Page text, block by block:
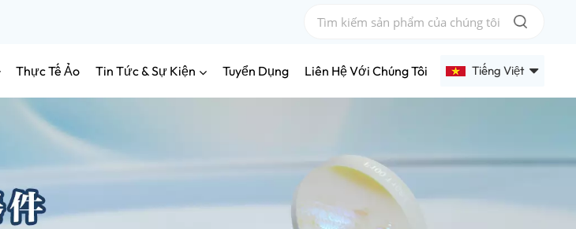
Thực Tế Ảo Tin Tức & Sự Kiện Tuyển Dụng Liên Hệ Với Chúng Tôi Tiếng Việt